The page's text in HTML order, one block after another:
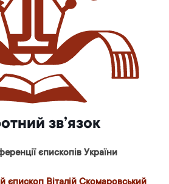
зв’язок
єпископів України